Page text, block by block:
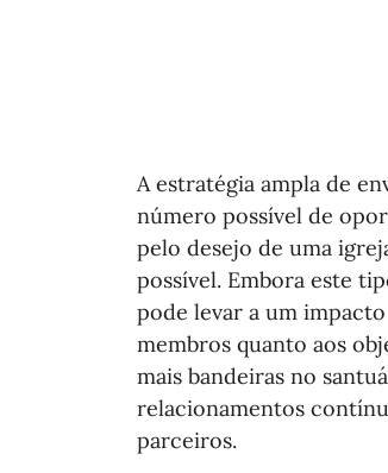
A estratégia ampla de
número possível de
pelo desejo de uma
possível. Embora este
pode levar a um
membros quanto aos
mais bandeiras no
relacionamentos
parceiros.